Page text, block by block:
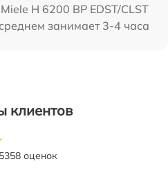
H 6200 BP EDST/CLST
занимает 3-4 часа
клиентов
5358 оценок